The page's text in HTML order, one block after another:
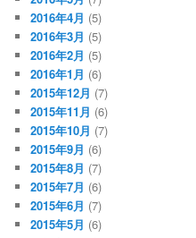
2016年4月 (5)
2016年3月 (5)
2016年2月 (5)
2016年1月 (6)
2015年12月 (7)
2015年11月 (6)
2015年10月 (7)
2015年9月 (6)
2015年8月 (7)
2015年7月 (6)
2015年6月 (7)
2015年5月 (6)